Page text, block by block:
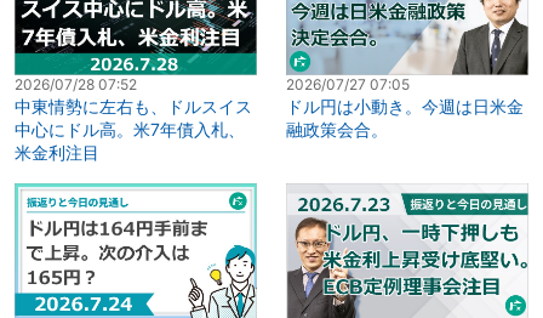
2026/07/28 07:52
中東情勢に左右も、ドルスイス
中心にドル高。米7年債入札、
米金利注目
2026/07/27 07:05
ドル円は小動き。今週は日米金
融政策会合。